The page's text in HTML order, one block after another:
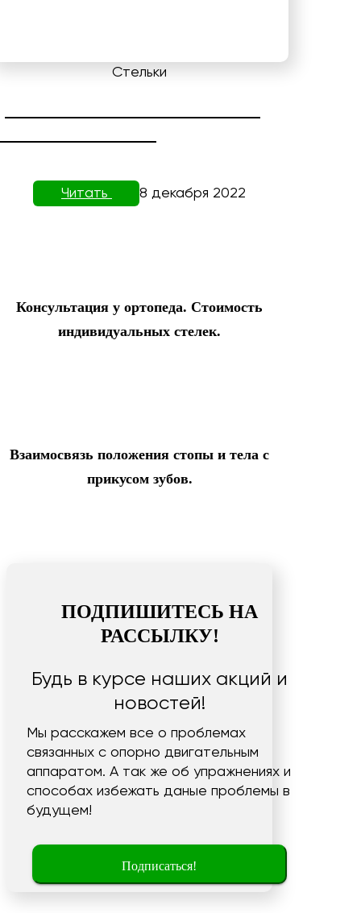
Стельки
Читать 8 декабря 2022
Консультация у ортопеда. Стоимость
индивидуальных стелек.
Взаимосвязь положения стопы и тела с
прикусом зубов.
ПОДПИШИТЕСЬ НА
РАССЫЛКУ!
Будь в курсе наших акций и
новостей!
Мы расскажем все о проблемах
связанных с опорно двигательным
аппаратом. А так же об упражнениях и
способах избежать даные проблемы в
будущем!
Подписаться!